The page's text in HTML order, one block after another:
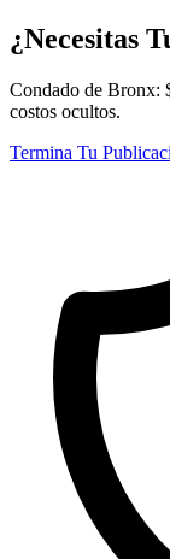
¿Necesitas
Condado de Bronx:
costos ocultos.
Termina Tu